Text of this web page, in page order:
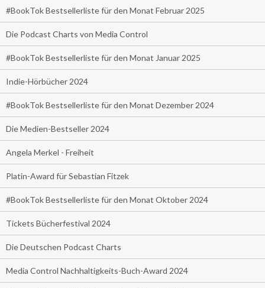
#BookTok Bestsellerliste für den Monat Februar 2025
Die Podcast Charts von Media Control
#BookTok Bestsellerliste für den Monat Januar 2025
Indie-Hörbücher 2024
#BookTok Bestsellerliste für den Monat Dezember 2024
Die Medien-Bestseller 2024
Angela Merkel - Freiheit
Platin-Award für Sebastian Fitzek
#BookTok Bestsellerliste für den Monat Oktober 2024
Tickets Bücherfestival 2024
Die Deutschen Podcast Charts
Media Control Nachhaltigkeits-Buch-Award 2024